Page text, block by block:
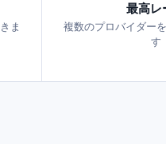
ま
最高レ
複数のプロバイダー
す